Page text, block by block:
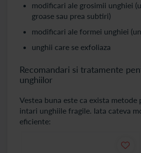
modificari ale grosimii unghiei
groase sau prea subtiri)
modificari ale formei unghiei
unghii care se exfoliaza
Recomandari si tratamente
unghiilor
Vestea buna este ca exista
intari unghiile fragile. Iata cateva
eficiente: